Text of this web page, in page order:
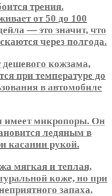
трения.
от 50 до 100
— это значит, что
через полгода.
дешевого кожзама,
при температуре до
в автомобиле
имеет микропоры. Он
ледяным в
касании рукой.
мягкая и теплая,
коже, но при
запаха.